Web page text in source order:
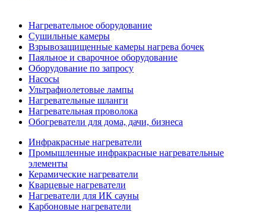
Нагревательное оборудование
Сушильные камеры
Взрывозащищенные камеры нагрева бочек
Паяльное и сварочное оборудование
Оборудование по запросу
Насосы
Ультрафиолетовые лампы
Нагревательные шланги
Нагревательная проволока
Обогреватели для дома, дачи, бизнеса
Инфракрасные нагреватели
Промышленные инфракрасные нагревательные
элементы
Керамические нагреватели
Кварцевые нагреватели
Нагреватели для ИК сауны
Карбоновые нагреватели